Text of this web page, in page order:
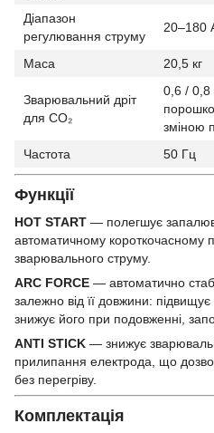
Діапазон
регулювання струму
20–180
Маса 20,5 кг
Зварювальний дріт
для CO₂
0,6 / 0,8
зміною
Частота
50 Гц
Функції
HOT START — полегшує
автоматичному короткочасному
зварювального струму.
ARC FORCE — автоматично
залежно від її довжини:
знижує його при подовженні,
ANTI STICK — знижує
прилипання електрода, що
без перегріву.
Комплектація